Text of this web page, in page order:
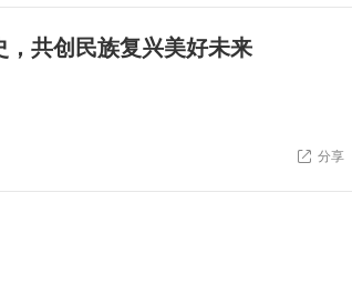
共创民族复兴美好未来
分享